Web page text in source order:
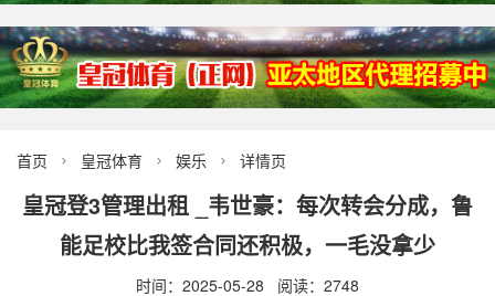
首页  皇冠体育  娱乐  详情页
皇冠登3管理出租 _韦世豪：每次转会分成，鲁
能足校比我签合同还积极，一毛没拿少
时间：2025-05-28 阅读：2748